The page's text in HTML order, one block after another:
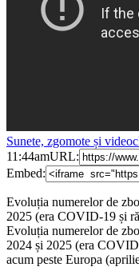
Sunete, zgomote și
11:44amURL:
Embed:
Evoluția numerelor de
2025 (era COVID-19 și
Evoluția numerelor de
2024 și 2025 (era
acum peste Europa